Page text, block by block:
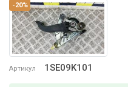
-20%
Артикул 1SE09K101